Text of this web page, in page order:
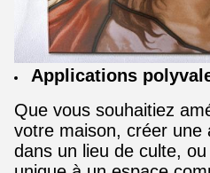
Applications
Que vous souhaitiez
votre maison, créer une
dans un lieu de culte,